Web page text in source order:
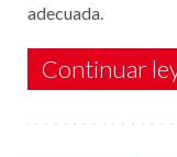
adecuada.
Continuar